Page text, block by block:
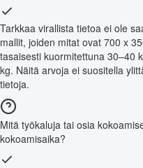
Tarkkaa virallista tietoa ei ole
mallit, joiden mitat ovat 700 x
tasaisesti kuormitettuna 30–40
kg. Näitä arvoja ei suositella
tietoja.
Mitä työkaluja tai osia
kokoamisaika?